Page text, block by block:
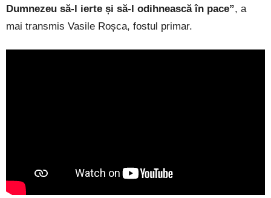
Dumnezeu să-l ierte și să-l odihnească în pace”, a
mai transmis Vasile Roșca, fostul primar.